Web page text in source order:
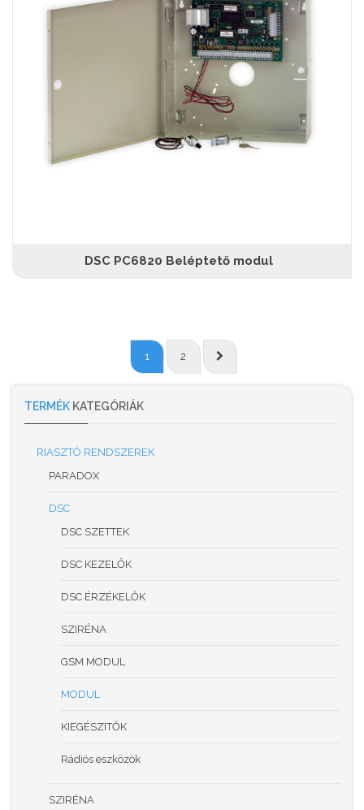
DSC PC6820 Beléptető modul
1 2
TERMÉK KATEGÓRIÁK
RIASZTÓ RENDSZEREK
PARADOX
DSC
DSC SZETTEK
DSC KEZELŐK
DSC ÉRZÉKELŐK
SZIRÉNA
GSM MODUL
MODUL
KIEGÉSZITŐK
Rádiós eszközök
SZIRÉNA